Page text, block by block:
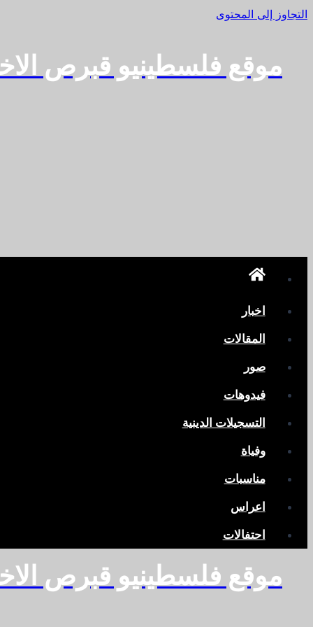
التجاوز إلى المحتوى
موقع فلسطينيو قبرص
اخبار
المقالات
صور
فيدوهات
التسجيلات الدينية
وفياة
مناسبات
اعراس
احتفالات
موقع فلسطينيو قبرص